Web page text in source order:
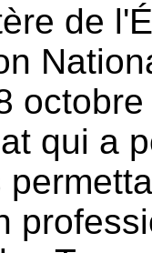
de
qui a